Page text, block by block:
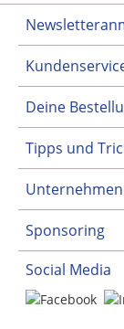
Deine
Tipps und
Unternehmen
Sponsoring
Social Media